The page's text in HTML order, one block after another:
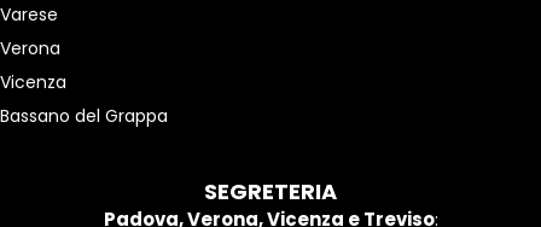
Varese
Verona
Vicenza
Bassano del Grappa
SEGRETERIA
Padova, Verona, Vicenza e Treviso: